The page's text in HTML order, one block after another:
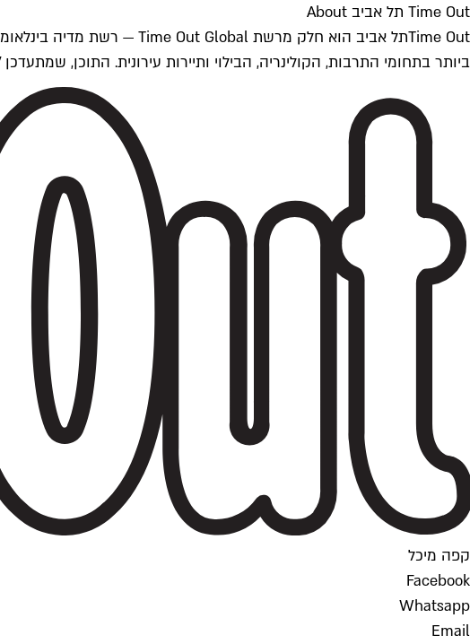
Time Out תל אביב About
ביותר בתחומי התרבות, הקולינריה, הבילוי ותיירות עירונית. התוכן, שמתעדכן 24/7, נכתב ונערך על ידי צוות עיתונאים מקצועי מקומי בישראל, בהתאם לסטנדרטים של Time Out העולמית.
קפה מיכל
Facebook
Whatsapp
Email